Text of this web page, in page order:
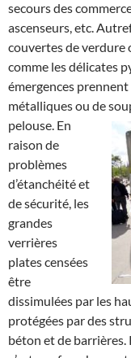
secours des
ascenseurs, etc.
couvertes de verdure
comme les délicates
émergences
métalliques ou de
pelouse. En
raison de
problèmes
d’étanchéité et
de sécurité, les
grandes
verrières
plates censées
être
dissimulées par les
protégées par des
béton et de barrières.